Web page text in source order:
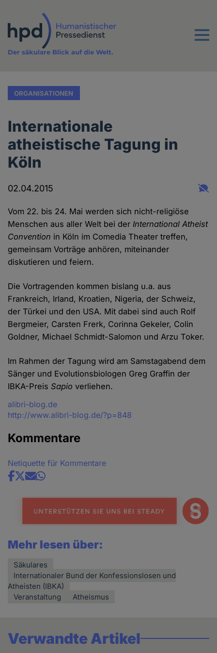
Inhalt
Menu
Der säkulare Blick auf die Welt.
ORGANISATIONEN
Internationale
atheistische Tagung in
Köln
02.04.2015
Vom 22. bis 24. Mai werden sich nicht-religiöse
Menschen aus aller Welt bei der International Atheist
Convention in Köln im Comedia Theater treffen,
gemeinsam Vorträge anhören, miteinander
diskutieren und feiern.
Die Vortragenden kommen bislang u.a. aus
Frankreich, Irland, Kroatien, Nigeria, der Schweiz,
der Türkei und den USA. Mit dabei sind auch Rolf
Bergmeier, Carsten Frerk, Corinna Gekeler, Colin
Goldner, Michael Schmidt-Salomon und Arzu Toker.
Im Rahmen der Tagung wird am Samstagabend dem
Sänger und Evolutionsbiologen Greg Graffin der
IBKA-PreisSapio verliehen.
Quelle
alibri-blog.de
http://www.alibri-blog.de/?p=848
Kommentare
Netiquette für Kommentare
Share
news
Mehr lesen über:
Säkulares
Internationaler Bund der Konfessionslosen und
Atheisten (IBKA)
Veranstaltung
Atheismus
Verwandte Artikel